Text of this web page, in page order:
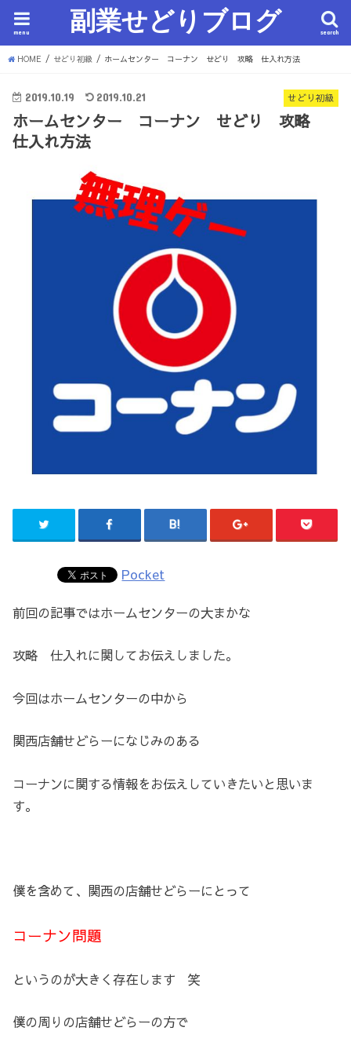
副業せどりブログ search
menu
HOME せどり初級 ホームセンター コーナン せどり 攻略 仕入れ方法
せどり初級
2019.10.19 2019.10.21
ホームセンター コーナン せどり 攻略
仕入れ方法
Pocket
前回の記事ではホームセンターの大まかな
攻略 仕入れに関してお伝えしました。
今回はホームセンターの中から
関西店舗せどらーになじみのある
コーナンに関する情報をお伝えしていきたいと思いま
す。
僕を含めて、関西の店舗せどらーにとって
コーナン問題
というのが大きく存在します 笑
僕の周りの店舗せどらーの方で